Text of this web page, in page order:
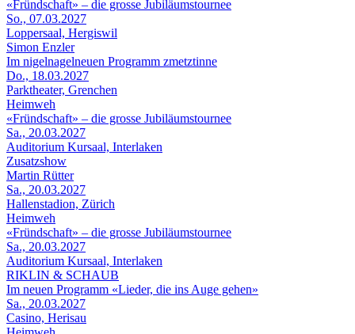
«Fründschaft» – die grosse Jubiläumstournee
So., 07.03.2027
Loppersaal, Hergiswil
Simon Enzler
Im nigelnagelneuen Programm zmetztinne
Do., 18.03.2027
Parktheater, Grenchen
Heimweh
«Fründschaft» – die grosse Jubiläumstournee
Sa., 20.03.2027
Auditorium Kursaal, Interlaken
Zusatzshow
Martin Rütter
Sa., 20.03.2027
Hallenstadion, Zürich
Heimweh
«Fründschaft» – die grosse Jubiläumstournee
Sa., 20.03.2027
Auditorium Kursaal, Interlaken
RIKLIN & SCHAUB
Im neuen Programm «Lieder, die ins Auge gehen»
Sa., 20.03.2027
Casino, Herisau